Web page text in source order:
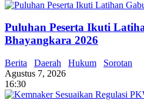
Puluhan Peserta Ikuti
Bhayangkara 2026
Berita Daerah Hukum
Sorotan
Agustus 7, 2026
16:30